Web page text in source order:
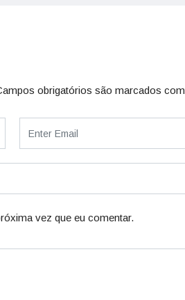
obrigatórios são marcados com
vez que eu comentar.